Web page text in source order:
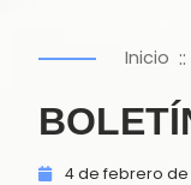
Inicio ::
4 de febrero de